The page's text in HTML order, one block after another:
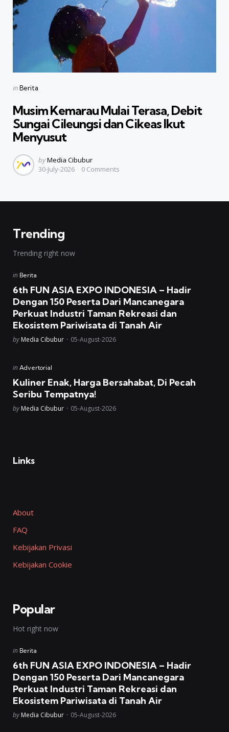
Categories
Posted
inBerita
Musim Kemarau Mulai Terasa, Debit
Sungai Cileungsi dan Cikeas Ikut
Menyusut
Posted
by
byMedia Cibubur
30-July-2026
0 Comments
Trending
Trending right now
Posted
in Berita
6th FUN ASIA EXPO INDONESIA – Hadir
Dengan 150 Peserta Dari Mancanegara
Perkuat Industri Taman Rekreasi dan
Ekosistem Pariwisata di Tanah Air
Posted
by Media Cibubur 05-August-2026
Posted
in Advertorial
Kuliner Enak, Harga Bersahabat, Di Pecah
Seribu Tempatnya!
Posted
by Media Cibubur 05-August-2026
Links
About
FAQ
Kebijakan Privasi
Kebijakan Cookie
Popular
Hot right now
Posted
in Berita
6th FUN ASIA EXPO INDONESIA – Hadir
Dengan 150 Peserta Dari Mancanegara
Perkuat Industri Taman Rekreasi dan
Ekosistem Pariwisata di Tanah Air
Posted
by Media Cibubur 05-August-2026